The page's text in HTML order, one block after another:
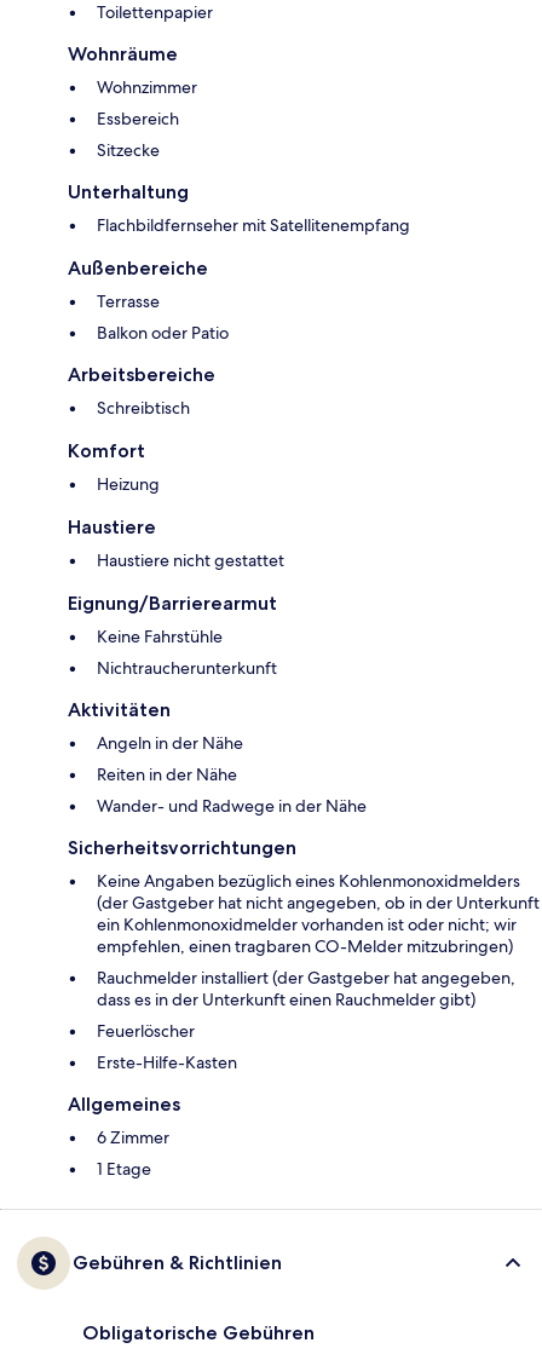
Toilettenpapier
Wohnräume
Wohnzimmer
Essbereich
Sitzecke
Unterhaltung
Flachbildfernseher mit Satellitenempfang
Außenbereiche
Terrasse
Balkon oder Patio
Arbeitsbereiche
Schreibtisch
Komfort
Heizung
Haustiere
Haustiere nicht gestattet
Eignung/Barrierearmut
Keine Fahrstühle
Nichtraucherunterkunft
Aktivitäten
Angeln in der Nähe
Reiten in der Nähe
Wander- und Radwege in der Nähe
Sicherheitsvorrichtungen
Keine Angaben bezüglich eines Kohlenmonoxidmelders
(der Gastgeber hat nicht angegeben, ob in der Unterkunft
ein Kohlenmonoxidmelder vorhanden ist oder nicht; wir
empfehlen, einen tragbaren CO-Melder mitzubringen)
Rauchmelder installiert (der Gastgeber hat angegeben,
dass es in der Unterkunft einen Rauchmelder gibt)
Feuerlöscher
Ers­te-Hil­fe-Kas­ten
Allgemeines
6 Zimmer
1 Etage
Gebühren & Richtlinien
Obligatorische Gebühren